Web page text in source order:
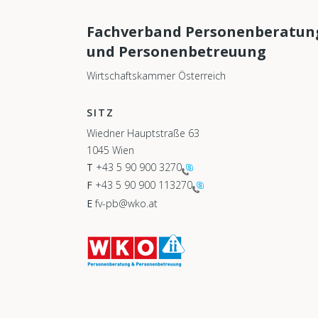
Fachverband
und Personenbetreuung
Wirtschaftskammer Österreich
SITZ
Wiedner Hauptstraße 63
1045 Wien
T +43 5 90 900 3270
F +43 5 90 900 113270
Efv-pb@wko.at